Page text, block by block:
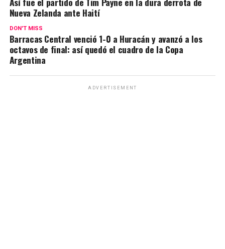
p
p
o
k
m
Nueva Zelanda ante Haití
DON'T MISS
Barracas Central venció 1-0 a Huracán y avanzó a los
octavos de final: así quedó el cuadro de la Copa
Argentina
ADVERTISEMENT